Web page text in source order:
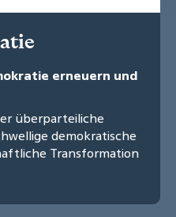
erneuern und
überparteiliche
demokratische
Transformation